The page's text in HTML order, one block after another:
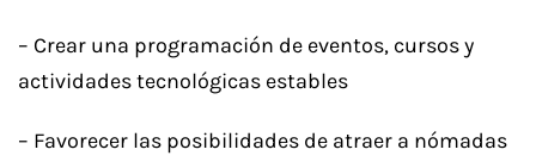
– Crear una programación de eventos, cursos y
actividades tecnológicas estables
– Favorecer las posibilidades de atraer a nómadas